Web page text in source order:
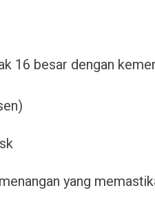
16 besar dengan
yang